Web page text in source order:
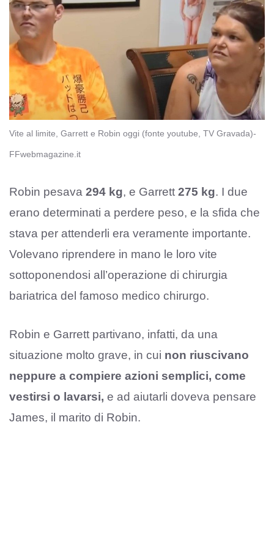
Vite al limite, Garrett e Robin oggi (fonte youtube, TV Gravada)-
FFwebmagazine.it
Robin pesava 294 kg, e Garrett 275 kg. I due
erano determinati a perdere peso, e la sfida che
stava per attenderli era veramente importante.
Volevano riprendere in mano le loro vite
sottoponendosi all’operazione di chirurgia
bariatrica del famoso medico chirurgo.
Robin e Garrett partivano, infatti, da una
situazione molto grave, in cui non riuscivano
neppure a compiere azioni semplici, come
vestirsi o lavarsi, e ad aiutarli doveva pensare
James, il marito di Robin.